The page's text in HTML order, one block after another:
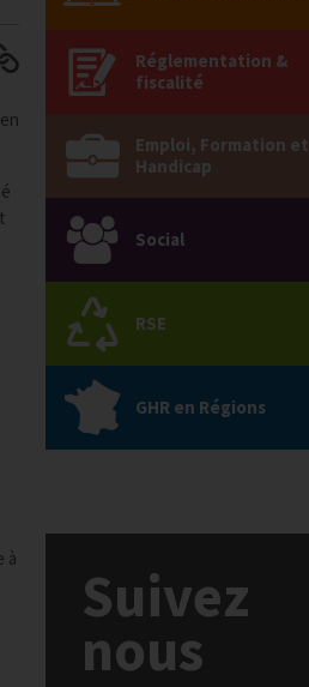
à
Réglementation &
fiscalité
Emploi, Formation et
Handicap
Social
RSE
GHR en Régions
Suivez
nous